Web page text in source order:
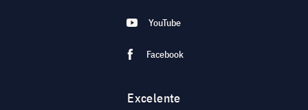
YouTube
Facebook
Excelente